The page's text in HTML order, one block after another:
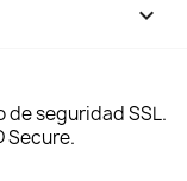

seguridad SSL.
Secure.